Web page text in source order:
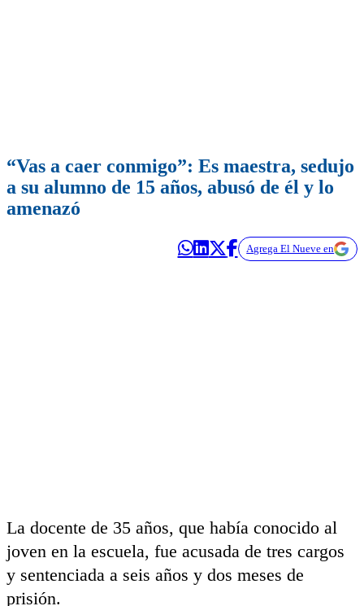
“Vas a caer conmigo”: Es maestra, sedujo
a su alumno de 15 años, abusó de él y lo
amenazó
Agrega El Nueve en
La docente de 35 años, que había conocido al
joven en la escuela, fue acusada de tres cargos
y sentenciada a seis años y dos meses de
prisión.